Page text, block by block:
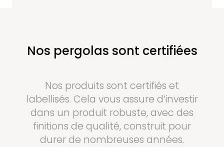
Nos pergolas sont certifiées
Nos produits sont certifiés et
labellisés. Cela vous assure d’investir
dans un produit robuste, avec des
finitions de qualité, construit pour
durer de nombreuses années.